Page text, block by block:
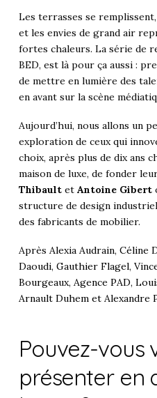
Les terrasses se
et les envies de grand air
fortes chaleurs. La série de
BED, est là pour ça aussi :
de mettre en lumière des
en avant sur la scène
Aujourd’hui, nous allons un
exploration de ceux qui
choix, après plus de dix ans
maison de luxe, de fonder
Thibaultet Antoine Gibert
structure de design
des fabricants de mobilier.
Après Alexia Audrain, Céline
Daoudi, Gauthier Flagel,
Bourgeaux, Agence PAD,
Arnault Duhem et Alexandre
Pouvez-vous
présenter en